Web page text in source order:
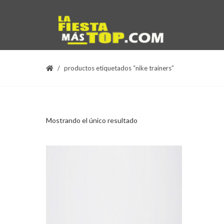
productos etiquetados “nike trainers”
Mostrando el único resultado